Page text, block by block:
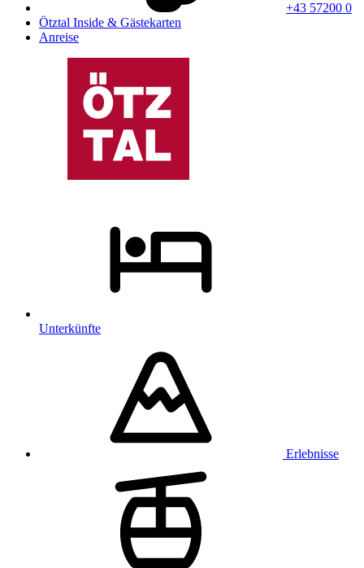
+43 57200 0
Ötztal Inside & Gästekarten
Anreise
Unterkünfte
Erlebnisse